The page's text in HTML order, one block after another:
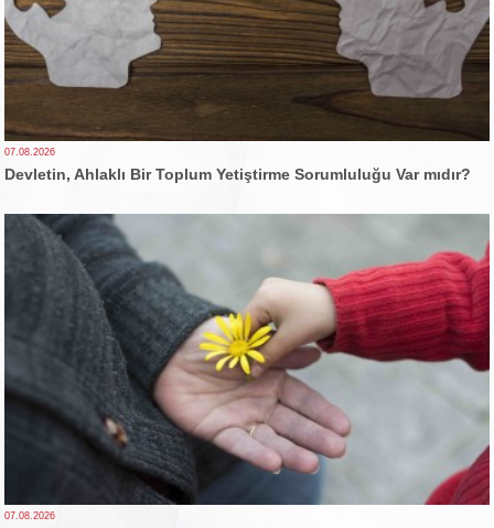
07.08.2026
Devletin, Ahlaklı Bir Toplum Yetiştirme Sorumluluğu Var mıdır?
07.08.2026